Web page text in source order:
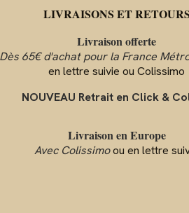
LIVRAISONS ET RETOURS
Livraison offerte
Dès 65€ d'achat pour la France
en lettre suivie ou Colissimo
NOUVEAU Retrait en Click &
Livraison en Europe
Avec Colissimoou en lettre